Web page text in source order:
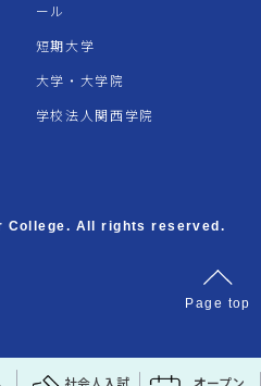
ール
短期大学
大学・大学院
学校法人関西学院
College. All rights reserved.